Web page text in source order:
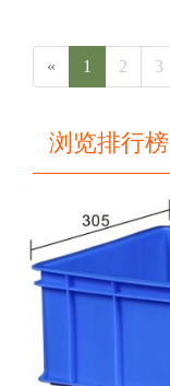
« 1 2 3
浏览排行榜